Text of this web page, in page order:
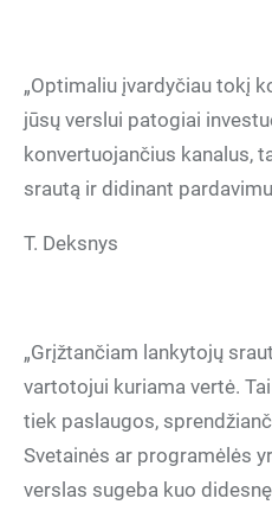
„Optimaliu įvardyčiau tokį
jūsų verslui patogiai
konvertuojančius kanalus,
srautą ir didinant
T. Deksnys
„Grįžtančiam lankytojų
vartotojui kuriama vertė.
tiek paslaugos,
Svetainės ar programėlės
verslas sugeba kuo